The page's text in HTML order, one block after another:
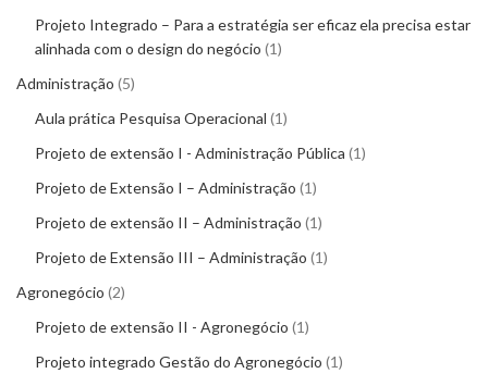
Projeto Integrado – Para a estratégia ser eficaz ela precisa estar
alinhada com o design do negócio 1
Administração 5
Aula prática Pesquisa Operacional 1
Projeto de extensão I - Administração Pública 1
Projeto de Extensão I – Administração 1
Projeto de extensão II – Administração 1
Projeto de Extensão III – Administração 1
Agronegócio 2
Projeto de extensão II - Agronegócio 1
Projeto integrado Gestão do Agronegócio 1